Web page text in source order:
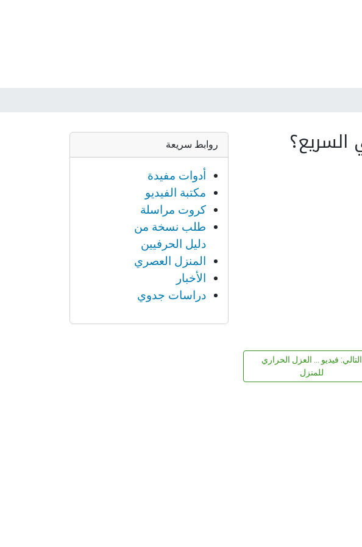
التالي: فيديو ... العزل الحراري
للمنزل
روابط سريعة
أدوات مفيدة
مكتبة الفيديو
كروت مراسلة
طلب نسخة من
دليل الحرفيين
المنزل العصري
الأخبار
دراسات جدوي